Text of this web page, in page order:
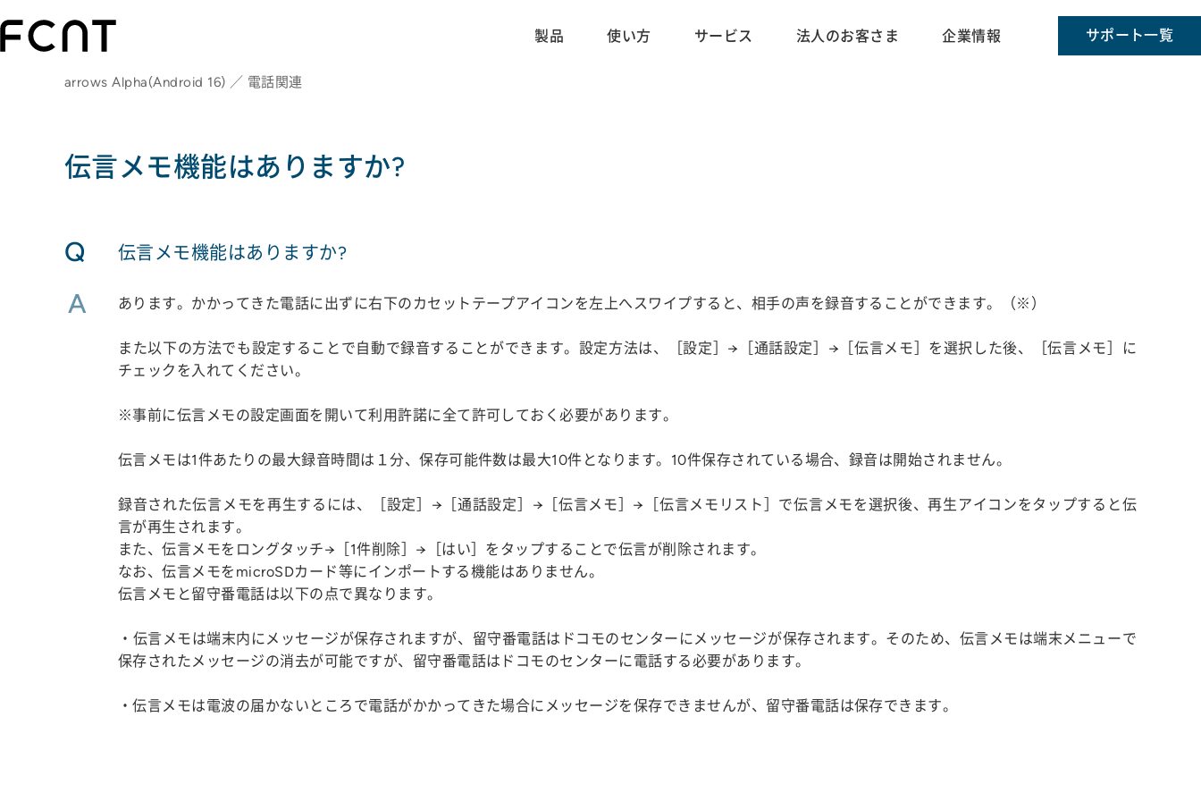
製品 使い方 サービス 法人のお客さま 企業情報 サポート一覧
arrows Alpha(Android 16) ／ 電話関連
伝言メモ機能はありますか?
Q 伝言メモ機能はありますか?
A あります。かかってきた電話に出ずに右下のカセットテープアイコンを左上へスワイプすると、相手の声を録音することができます。（※）
また以下の方法でも設定することで自動で録音することができます。設定方法は、［設定］→［通話設定］→［伝言メモ］を選択した後、［伝言メモ］に
チェックを入れてください。
※事前に伝言メモの設定画面を開いて利用許諾に全て許可しておく必要があります。
伝言メモは1件あたりの最大録音時間は１分、保存可能件数は最大10件となります。10件保存されている場合、録音は開始されません。
録音された伝言メモを再生するには、［設定］→［通話設定］→［伝言メモ］→［伝言メモリスト］で伝言メモを選択後、再生アイコンをタップすると伝
言が再生されます。
また、伝言メモをロングタッチ→［1件削除］→［はい］をタップすることで伝言が削除されます。
なお、伝言メモをmicroSDカード等にインポートする機能はありません。
伝言メモと留守番電話は以下の点で異なります。
・伝言メモは端末内にメッセージが保存されますが、留守番電話はドコモのセンターにメッセージが保存されます。そのため、伝言メモは端末メニューで
保存されたメッセージの消去が可能ですが、留守番電話はドコモのセンターに電話する必要があります。
・伝言メモは電波の届かないところで電話がかかってきた場合にメッセージを保存できませんが、留守番電話は保存できます。